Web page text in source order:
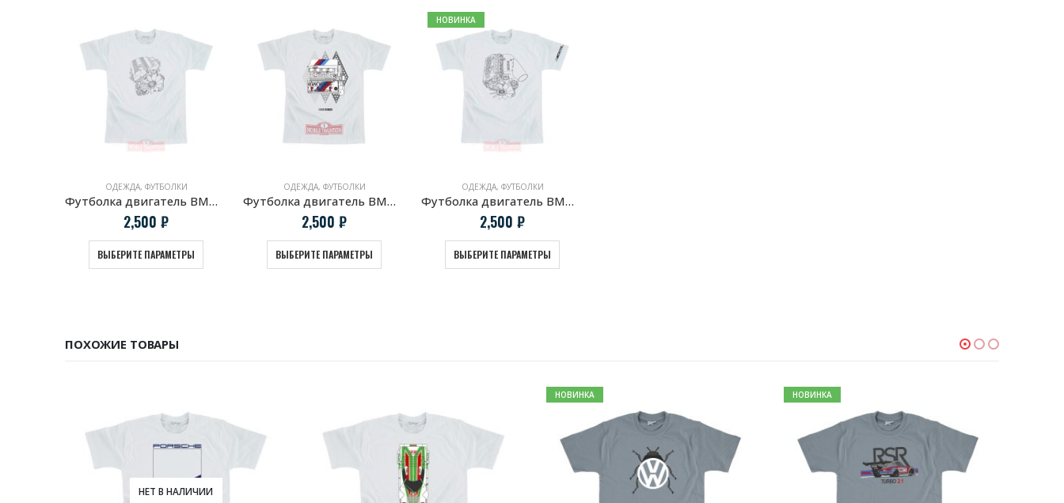
ОДЕЖДА, ФУТБОЛКИ
Футболка двигатель BMW M54
2,500 ₽
ВЫБЕРИТЕ ПАРАМЕТРЫ
ОДЕЖДА, ФУТБОЛКИ
Футболка двигатель BMW S14 белая
2,500 ₽
ВЫБЕРИТЕ ПАРАМЕТРЫ
НОВИНКА
ОДЕЖДА, ФУТБОЛКИ
Футболка двигатель BMW M3 CSL S54B32
2,500 ₽
ВЫБЕРИТЕ ПАРАМЕТРЫ
ПОХОЖИЕ ТОВАРЫ
НЕТ В НАЛИЧИИ
НОВИНКА НОВИНКА